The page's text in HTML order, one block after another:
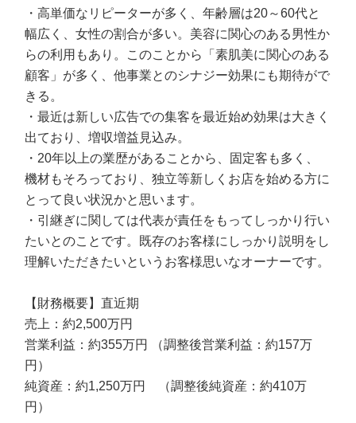
・高単価なリピーターが多く、年齢層は20～60代と
幅広く、女性の割合が多い。美容に関心のある男性か
らの利用もあり。このことから「素肌美に関心のある
顧客」が多く、他事業とのシナジー効果にも期待がで
きる。
・最近は新しい広告での集客を最近始め効果は大きく
出ており、増収増益見込み。
・20年以上の業歴があることから、固定客も多く、
機材もそろっており、独立等新しくお店を始める方に
とって良い状況かと思います。
・引継ぎに関しては代表が責任をもってしっかり行い
たいとのことです。既存のお客様にしっかり説明をし
理解いただきたいというお客様思いなオーナーです。
【財務概要】直近期
売上：約2,500万円
営業利益：約355万円 （調整後営業利益：約157万
円）
純資産：約1,250万円 （調整後純資産：約410万
円）